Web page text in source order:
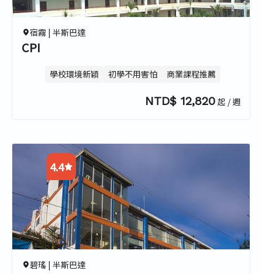
4.6
宿霧 | 半斯巴達
CPI
學校環境新穎 初學不用害怕 商業課程推薦
NTD$ 12,820 起 / 週
4.4
4.7
4.2
4.2
4.4
碧瑤 | 半斯巴達